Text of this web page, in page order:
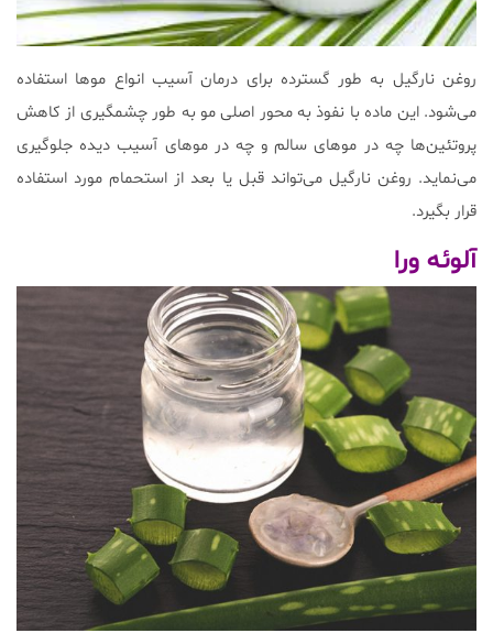
روغن نارگیل به طور گسترده برای درمان آسیب انواع موها استفاده
می‌شود. این ماده با نفوذ به محور اصلی مو به طور چشمگیری از کاهش
پروتئین‌ها چه در موهای سالم و چه در موهای آسیب دیده جلوگیری
می‌نماید. روغن نارگیل می‌تواند قبل یا بعد از استحمام مورد استفاده
قرار بگیرد.
آلوئه ورا